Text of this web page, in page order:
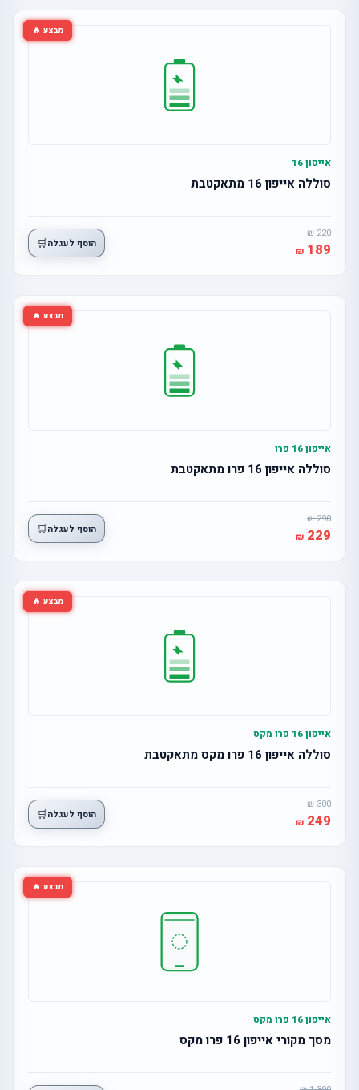
מבצע 🔥
אייפון 16
סוללה אייפון 16 מתאקטבת
220
189 הוסף לעגלה🛒
מבצע 🔥
אייפון 16 פרו
סוללה אייפון 16 פרו מתאקטבת
290
229 הוסף לעגלה🛒
מבצע 🔥
אייפון 16 פרו מקס
סוללה אייפון 16 פרו מקס מתאקטבת
300
249 הוסף לעגלה🛒
מבצע 🔥
אייפון 16 פרו מקס
מסך מקורי אייפון 16 פרו מקס